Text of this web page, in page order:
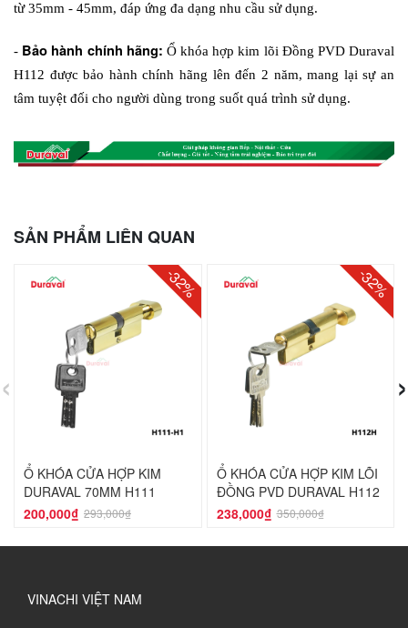
từ 35mm - 45mm, đáp ứng đa dạng nhu cầu sử dụng.
- Bảo hành chính hãng: Ổ khóa hợp kim lõi Đồng PVD Duraval
H112 được bảo hành chính hãng lên đến 2 năm, mang lại sự an
tâm tuyệt đối cho người dùng trong suốt quá trình sử dụng.
SẢN PHẨM LIÊN QUAN
-32%
Ổ KHÓA CỬA HỢP KIM
DURAVAL 70MM H111
200,000₫ 293,000₫
-32%
Ổ KHÓA CỬA HỢP KIM LÕI
ĐỒNG PVD DURAVAL H112
238,000₫ 350,000₫
‹ ›
VINACHI VIỆT NAM